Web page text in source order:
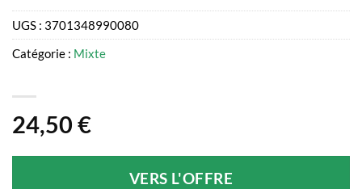
24,50 €
VERS L'OFFRE
UGS : 3701348990080
Catégorie : Mixte